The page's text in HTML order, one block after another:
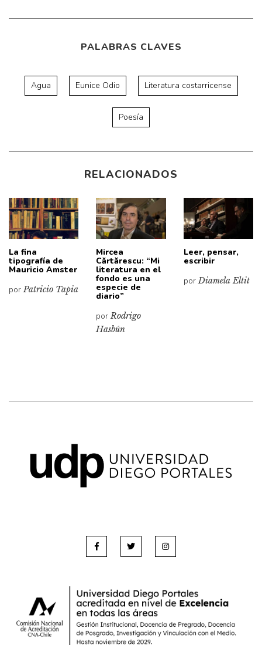
PALABRAS CLAVES
Agua Eunice Odio Literatura costarricense
Poesía
RELACIONADOS
La fina
tipografía de
Mauricio Amster
porPatricio Tapia
Mircea
Cărtărescu: “Mi
literatura en el
fondo es una
especie de
diario”
porRodrigo
Hasbún
Leer, pensar,
escribir
porDiamela Eltit